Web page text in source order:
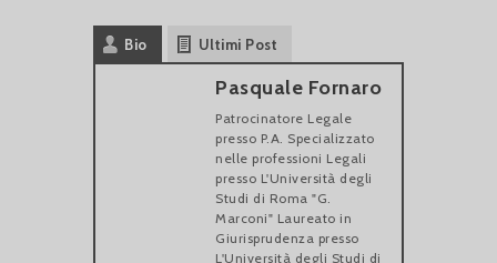
Bio Ultimi Post
Pasquale Fornaro
Patrocinatore Legale
presso P.A. Specializzato
nelle professioni Legali
presso L'Università degli
Studi di Roma "G.
Marconi" Laureato in
Giurisprudenza presso
L'Università degli Studi di